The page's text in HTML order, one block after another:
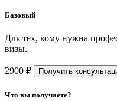
Базовый
Для тех, кому нужна
визы.
2900 ₽ Получить
Что вы получаете?